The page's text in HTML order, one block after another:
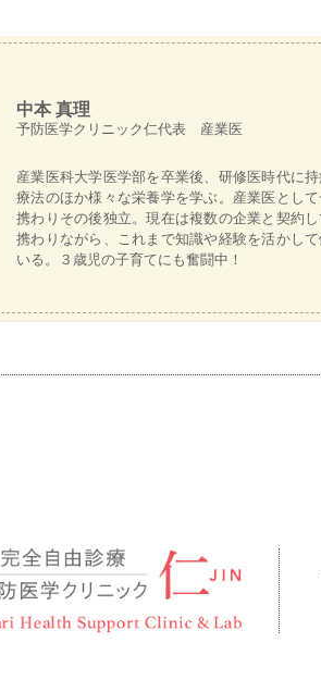
中本 真理
予防医学クリニック仁代表 産業医
産業医科大学医学部を卒業後、研修医時代に
療法のほか様々な栄養学を学ぶ。産業医とし
携わりその後独立。現在は複数の企業と契約
携わりながら、これまで知識や経験を活かし
いる。３歳児の子育てにも奮闘中！